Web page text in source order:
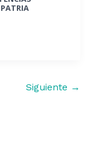
Siguiente →